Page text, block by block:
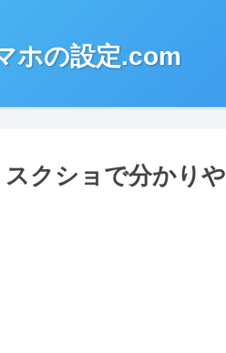
ホの設定.com
クショで分かりや